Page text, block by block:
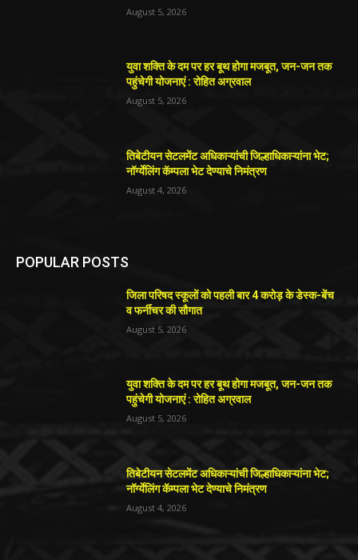
August 5, 2026
युवा शक्ति के दम पर हर बूथ होगा मजबूत, जन-जन तक
पहुंचेगी योजनाएं : रोहित अग्रवाल
August 5, 2026
तिबेटीयन सेटलमेंट अधिकाऱ्यांची जिल्हाधिकाऱ्यांना भेट;
नॉर्ग्येलिंग कॅम्पला भेट देण्याचे निमंत्रण
August 4, 2026
POPULAR POSTS
जिला परिषद स्कूलों को पहली बार 4 करोड़ के डेस्क-बेंच
व फर्नीचर की सौगात
August 5, 2026
युवा शक्ति के दम पर हर बूथ होगा मजबूत, जन-जन तक
पहुंचेगी योजनाएं : रोहित अग्रवाल
August 5, 2026
तिबेटीयन सेटलमेंट अधिकाऱ्यांची जिल्हाधिकाऱ्यांना भेट;
नॉर्ग्येलिंग कॅम्पला भेट देण्याचे निमंत्रण
August 4, 2026